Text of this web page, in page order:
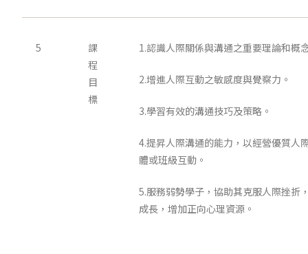
5
課
程
目
標
1.認識人際關係與溝通之重要理論和概
2.增進人際互動之敏感度與覺察力。
3.學習有效的溝通技巧及策略。
4.提昇人際溝通的能力，以經營優質人
體或班級互動。
5.服務弱勢學子，協助其克服人際挫折
成長，增加正向心理資源。